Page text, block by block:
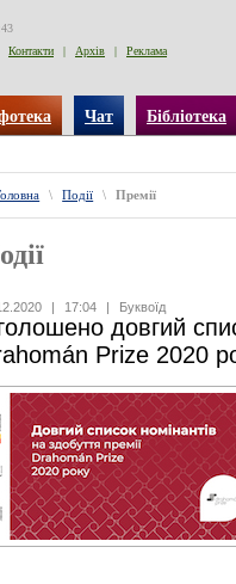
Контакти | Архів | Реклама
Чат Бібліотека
\ Події \ Премії
| 17:04 | Буквоїд
довгий
Prize 2020